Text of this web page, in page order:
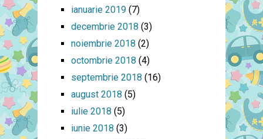
ianuarie 2019(7)
decembrie 2018 (3)
noiembrie 2018 (2)
octombrie 2018 (4)
septembrie 2018 (16)
august 2018 (5)
iulie 2018 (5)
iunie 2018 (3)